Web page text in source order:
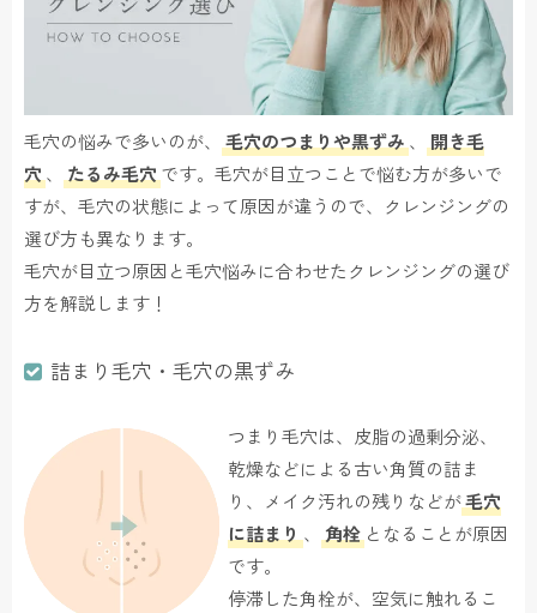
毛穴の悩みで多いのが、 毛穴のつまりや黒ずみ 、
開き毛
穴 、 たるみ毛穴 です。毛穴が目立つことで悩む方が多いで
すが、毛穴の状態によって原因が違うので、クレンジングの
選び方も異なります。
毛穴が目立つ原因と毛穴悩みに合わせたクレンジングの選び
方を解説します！
詰まり毛穴・毛穴の黒ずみ
つまり毛穴は、皮脂の過剰分泌、
乾燥などによる古い角質の詰ま
り、メイク汚れの残りなどが毛穴
に詰まり 、角栓 となることが原因
です。
停滞した角栓が、空気に触れるこ